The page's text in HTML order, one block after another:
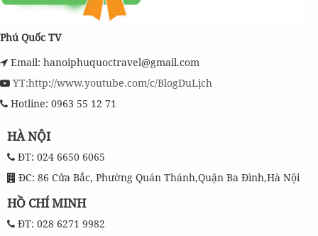
Phú Quốc TV
Email: hanoiphuquoctravel@gmail.com
YT:http://www.youtube.com/c/BlogDuLịch
Hotline: 0963 55 12 71
HÀ NỘI
ĐT: 024 6650 6065
ĐC: 86 Cửa Bắc, Phường Quán Thánh,Quận Ba Đình,Hà Nội
HỒ CHÍ MINH
ĐT: 028 6271 9982